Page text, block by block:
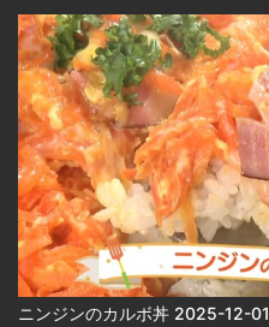
ニンジンのカルボ丼 2025-12-01